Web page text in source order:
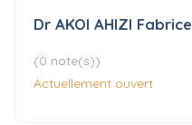
Dr AKOI AHIZI Fabrice
(0 note(s))
Actuellement ouvert